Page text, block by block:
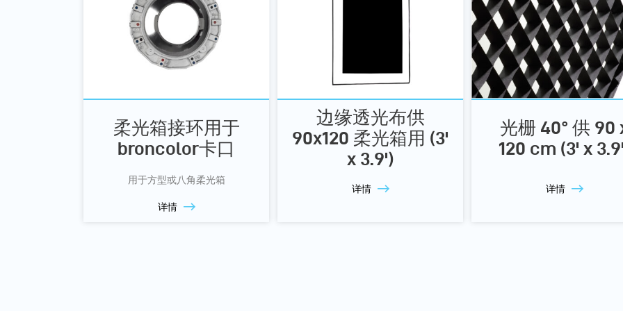
柔光箱接环用于
broncolor卡口
用于方型或八角柔光箱
详情
边缘透光布供
90x120 柔光箱用 (3'
x 3.9')
详情
光栅 40° 供 90
120 cm (3' x
详情